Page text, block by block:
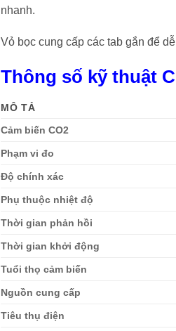
nhanh.
Vỏ bọc cung cấp các tab gắn để
Thông số kỹ thuật
MÔ TẢ
Cảm biến CO2
Phạm vi đo
Độ chính xác
Phụ thuộc nhiệt độ
Thời gian phản hồi
Thời gian khởi động
Tuổi thọ cảm biến
Nguồn cung cấp
Tiêu thụ điện